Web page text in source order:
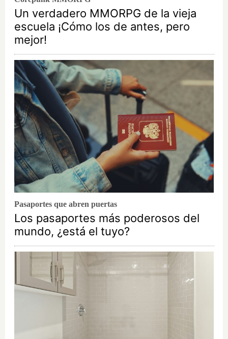
Un verdadero MMORPG de la vieja
escuela ¡Cómo los de antes, pero
mejor!
Pasaportes que abren puertas
Los pasaportes más poderosos del
mundo, ¿está el tuyo?